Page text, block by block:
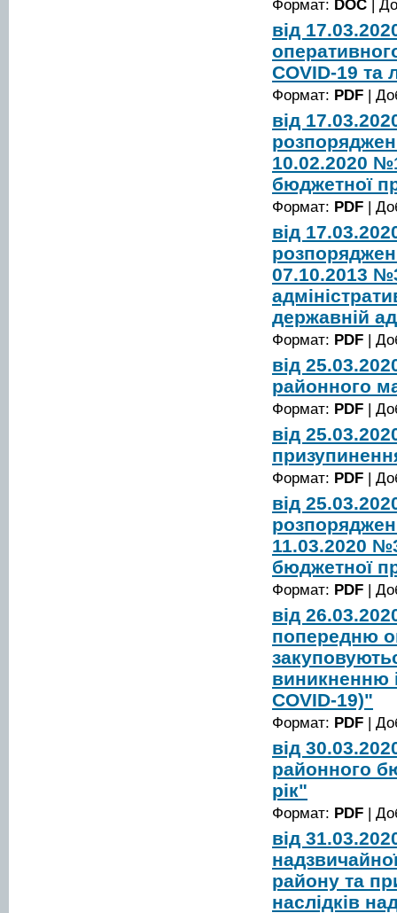
Формат: DOC |
від
COVID-19 та
Формат: PDF |
від
10.02.2020
бюджетної
Формат: PDF |
від
07.10.2013
державній
Формат: PDF |
від
районного
Формат: PDF |
від
Формат: PDF |
від
11.03.2020
бюджетної
Формат: PDF |
від
попередню
виникненню
COVID-19)"
Формат: PDF |
від
районного
рік"
Формат: PDF |
від
району та
наслідків